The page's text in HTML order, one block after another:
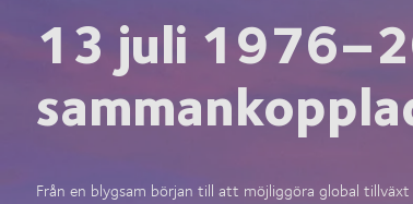
13 juli
Från en blygsam början till att möjliggöra global